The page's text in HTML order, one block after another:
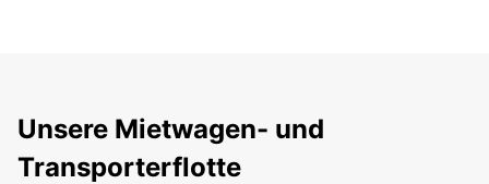
Unsere Mietwagen- und
Transporterflotte